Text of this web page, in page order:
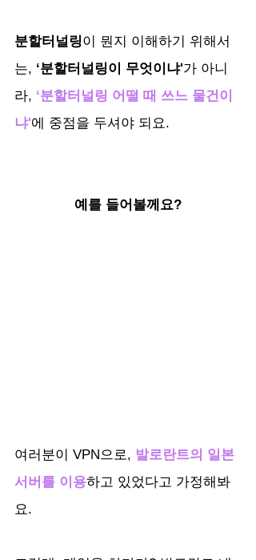
분할터널링이 뭔지 이해하기 위해서
는, ‘분할터널링이 무엇이냐'가 아니
라, ‘분할터널링 어떨 때 쓰느 물건이
냐'에 중점을 두셔야 되요.
예를 들어볼께요?
여러분이 VPN으로, 발로란트의 일본
서버를 이용하고 있었다고 가정해봐
요.